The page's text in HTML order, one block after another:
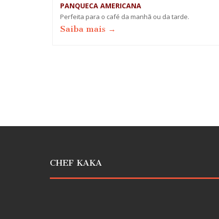
PANQUECA AMERICANA
Perfeita para o café da manhã ou da tarde.
Saiba mais →
CHEF KAKA